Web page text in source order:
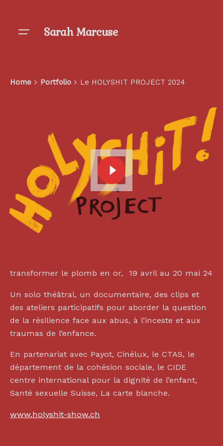
content
Sarah Marcuse
Home Portfolio Le HOLYSHIT PROJECT 2024
transformer le plomb en or, 19 avril au 20 mai 24
Un solo théâtral, un documentaire, des clips et
des ateliers participatifs pour aborder la question
de la résilience face aux abus, à l’inceste et aux
traumas de l’enfance.
En partenariat avec Payot, Cinélux, le CTAS, le
département de la cohésion sociale, le CIDE
centre international pour la dignité de l’enfant,
Santé sexuelle Suisse, La carte blanche.
www.holyshit-show.ch